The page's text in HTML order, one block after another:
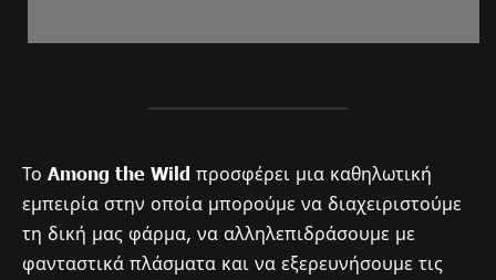
Το Among the Wild προσφέρει μια καθηλωτική
εμπειρία στην οποία μπορούμε να διαχειριστούμε
τη δική μας φάρμα, να αλληλεπιδράσουμε με
φανταστικά πλάσματα και να εξερευνήσουμε τις